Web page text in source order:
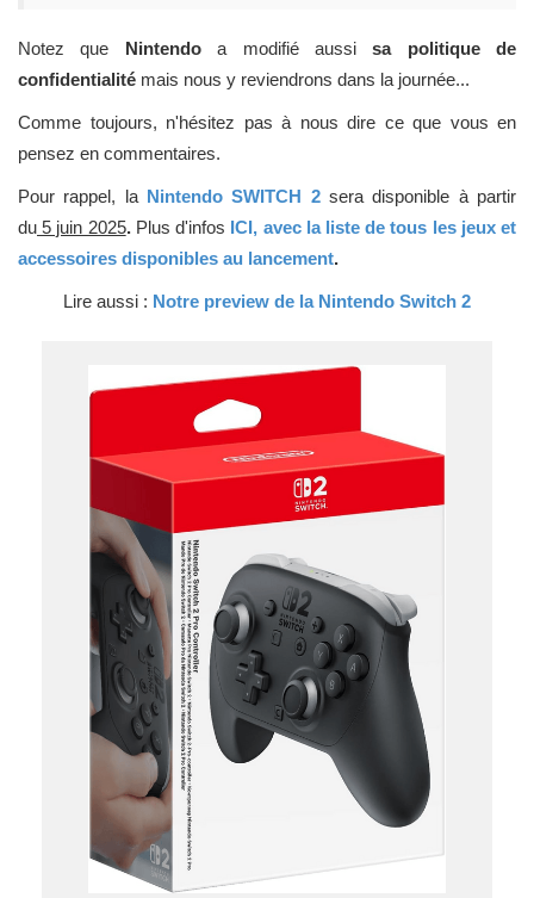
Notez que Nintendoa modifié aussisa politique de
confidentialité mais nous y reviendrons dans la journée...
Comme toujours, n'hésitez pas à nous dire ce que vous en
pensez en commentaires.
Pour rappel, la Nintendo SWITCH 2 sera disponible à partir
du 5 juin 2025.Plus d'infos ICI, avec la liste de tous les jeux et
accessoires disponibles au lancement.
​Lire aussi : Notre preview de la Nintendo Switch 2